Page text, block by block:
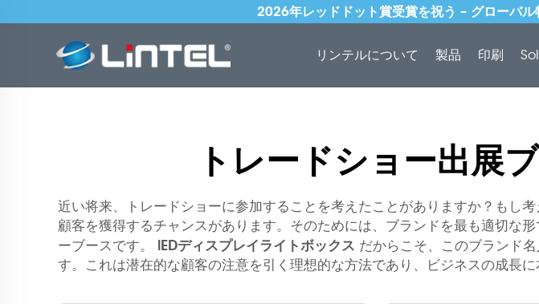
2026年レッドドット賞受賞を祝う – グローバ
リンテルについて 製品 印刷
トレードショー出展
近い将来、トレードショーに参加することを考えたことがありますか？もし
顧客を獲得するチャンスがあります。そのためには、ブランドを最も適切な
ーブースです。 lEDディスプレイライトボックス だからこそ、このブランド
す。これは潜在的な顧客の注意を引く理想的な方法であり、ビジネスの成長に